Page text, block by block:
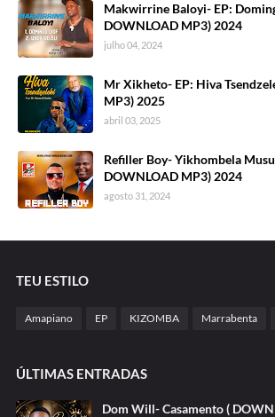
Makwirrine Baloyi- EP:
DOWNLOAD MP3) 2024
julho 04, 2024
Mr Xikheto- EP: Hiva
MP3) 2025
abril 03, 2025
Refiller Boy- Yikhombela
DOWNLOAD MP3) 2024
agosto 31, 2024
TEU ESTILO
Amapiano EP KIZOMBA Marrabenta
ÚLTIMAS ENTRADAS
Dom Will- Casamento (